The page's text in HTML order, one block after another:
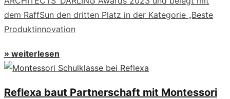
dem RaffSun den dritten Platz in der Kategorie „Beste
Produktinnovation
» weiterlesen
Reflexa baut Partnerschaft mit Montessori